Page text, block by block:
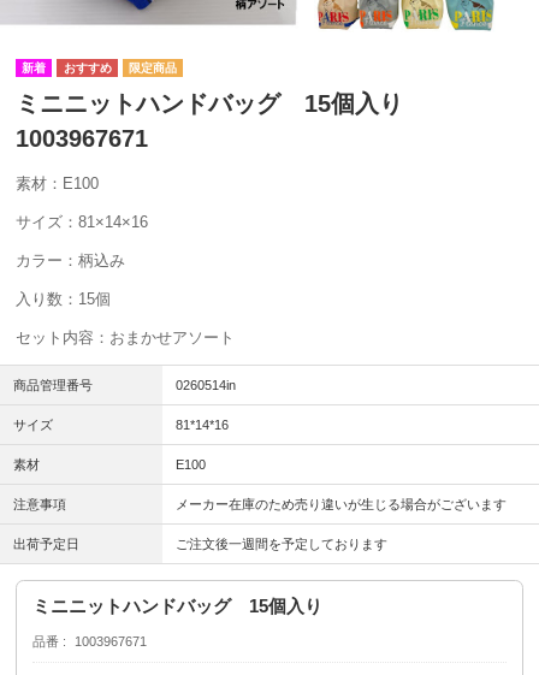
ミニニットハンドバッグ 15個入り
1003967671
素材：E100
サイズ：81×14×16
カラー：柄込み
入り数：15個
セット内容：おまかせアソート
商品管理番号 0260514in
サイズ 81*14*16
素材 E100
注意事項 メーカー在庫のため売り違いが生じる場合がございます
出荷予定日 ご注文後一週間を予定しております
ミニニットハンドバッグ 15個入り
品番 1003967671